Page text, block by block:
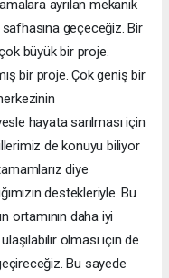
ayrılan mekanik
geçeceğiz. Bir
büyük bir proje.
bir proje. Çok geniş bir
hayata sarılması için
de konuyu biliyor
diye
destekleriyle. Bu
ortamının daha iyi
olması için de
Bu sayede